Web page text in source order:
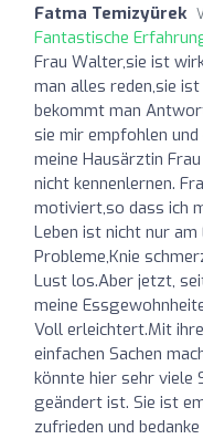
Fatma Temizyürek
Fantastische
Frau Walter,sie ist
man alles reden,sie
bekommt man
sie mir empfohlen und
meine Hausärztin
nicht kennenlernen.
motiviert,so dass ich
Leben ist nicht nur
Probleme,Knie
Lust los.Aber jetzt,
meine
Voll erleichtert.Mit
einfachen Sachen
könnte hier sehr viele
geändert ist. Sie ist
zufrieden und